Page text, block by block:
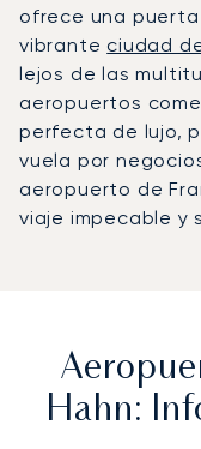
ofrece una
vibrante ciudad
lejos de las
aeropuertos
perfecta de lujo,
vuela por
aeropuerto de
viaje impecable y
Hahn: